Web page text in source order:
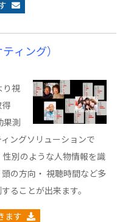
ィング）
り視
得
果測
ングソリューションで
別のような人物情報を識
の方向・ 視聴時間など多
ることが出来ます。
ます